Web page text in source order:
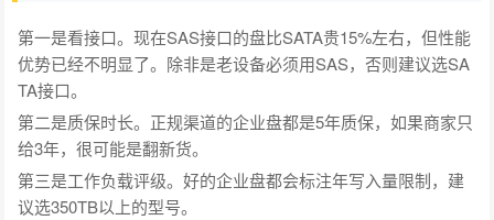
第一是看接口。现在SAS接口的盘比SATA贵15%左右，但性能
优势已经不明显了。除非是老设备必须用SAS，否则建议选SA
TA接口。
第二是质保时长。正规渠道的企业盘都是5年质保，如果商家只
给3年，很可能是翻新货。
第三是工作负载评级。好的企业盘都会标注年写入量限制，建
议选350TB以上的型号。